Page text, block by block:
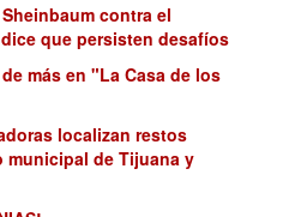
contra el
que persisten desafíos
más en "La Casa de los
localizan restos
municipal de Tijuana y